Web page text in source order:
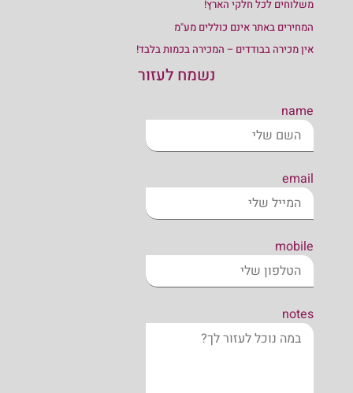
משלוחים לכל חלקי הארץ!
המחירים באתר אינם כוללים מע"מ
אין מכירה בבודדים – המכירה בכמות בלבד!
נשמח לעזור
name
email
mobile
notes